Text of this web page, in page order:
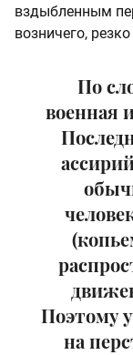
вздыбленным
возничего,
По
военная
Поэтому
на